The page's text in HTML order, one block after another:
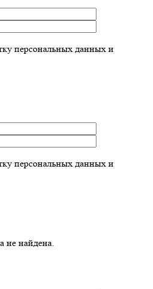
персональных данных и
персональных данных и
не найдена.